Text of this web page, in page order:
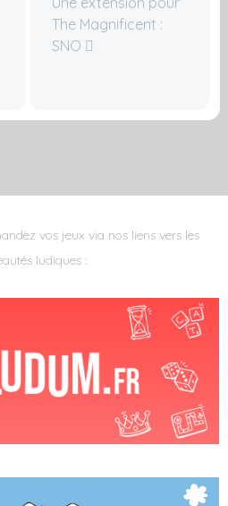
The Magnificent :
SNO
vos jeux via nos liens vers les
ludiques :